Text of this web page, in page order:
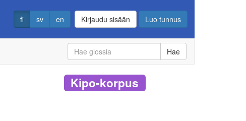
fi sv en Kirjaudu sisään Luo tunnus
Hae
Kipo-korpus